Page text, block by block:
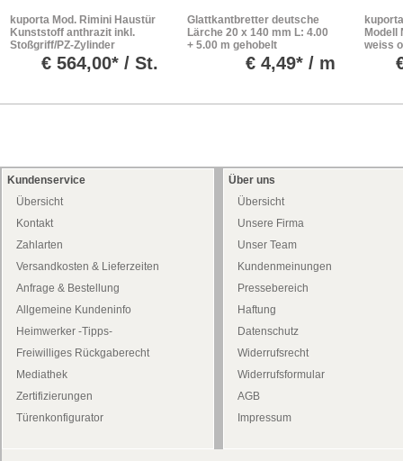
kuporta Mod. Rimini Haustür
Kunststoff anthrazit inkl.
Stoßgriff/PZ-Zylinder
€ 564,00* / St.
Glattkantbretter deutsche
Lärche 20 x 140 mm L: 4.00
+ 5.00 m gehobelt
€ 4,49* / m
Modell
weiss
Kundenservice
Übersicht
Kontakt
Zahlarten
Versandkosten & Lieferzeiten
Anfrage & Bestellung
Allgemeine Kundeninfo
Heimwerker -Tipps-
Freiwilliges Rückgaberecht
Mediathek
Zertifizierungen
Türenkonfigurator
Über uns
Übersicht
Unsere Firma
Unser Team
Kundenmeinungen
Pressebereich
Haftung
Datenschutz
Widerrufsrecht
Widerrufsformular
AGB
Impressum